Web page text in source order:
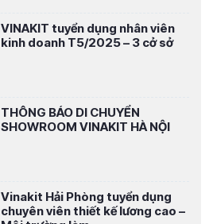
VINAKIT tuyển dụng nhân viên
kinh doanh T5/2025 – 3 cở sở
THÔNG BÁO DI CHUYỂN
SHOWROOM VINAKIT HÀ NỘI
Vinakit Hải Phòng tuyển dụng
chuyên viên thiết kế lương cao –